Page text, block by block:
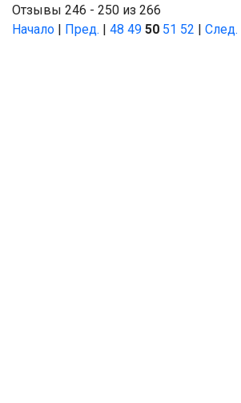
Отзывы 246 - 250 из 266
Начало | Пред. | 48 49 50 51 52 | След.